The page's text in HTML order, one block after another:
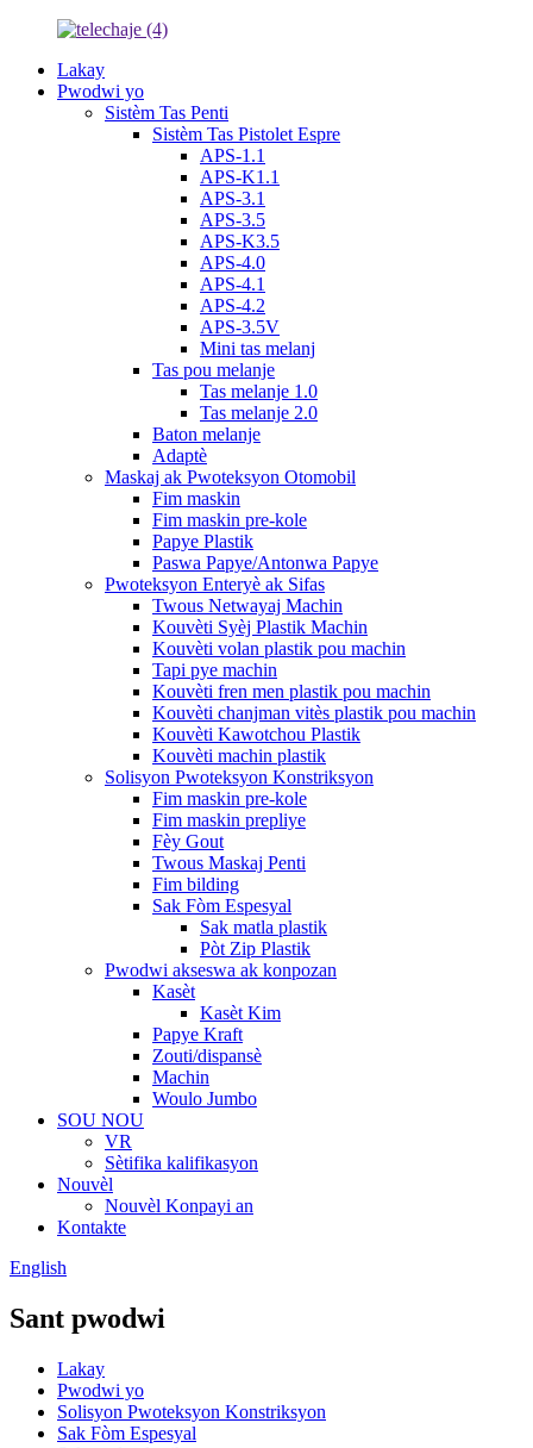
Lakay
Pwodwi yo
Sistèm Tas Penti
Sistèm Tas Pistolet Espre
APS-1.1
APS-K1.1
APS-3.1
APS-3.5
APS-K3.5
APS-4.0
APS-4.1
APS-4.2
APS-3.5V
Mini tas melanj
Tas pou melanje
Tas melanje 1.0
Tas melanje 2.0
Baton melanje
Adaptè
Maskaj ak Pwoteksyon Otomobil
Fim maskin
Fim maskin pre-kole
Papye Plastik
Paswa Papye/Antonwa Papye
Pwoteksyon Enteryè ak Sifas
Twous Netwayaj Machin
Kouvèti Syèj Plastik Machin
Kouvèti volan plastik pou machin
Tapi pye machin
Kouvèti fren men plastik pou machin
Kouvèti chanjman vitès plastik pou machin
Kouvèti Kawotchou Plastik
Kouvèti machin plastik
Solisyon Pwoteksyon Konstriksyon
Fim maskin pre-kole
Fim maskin prepliye
Fèy Gout
Twous Maskaj Penti
Fim bilding
Sak Fòm Espesyal
Sak matla plastik
Pòt Zip Plastik
Pwodwi akseswa ak konpozan
Kasèt
Kasèt Kim
Papye Kraft
Zouti/dispansè
Machin
Woulo Jumbo
SOU NOU
VR
Sètifika kalifikasyon
Nouvèl
Nouvèl Konpayi an
Kontakte
English
Sant pwodwi
Lakay
Pwodwi yo
Solisyon Pwoteksyon Konstriksyon
Sak Fòm Espesyal